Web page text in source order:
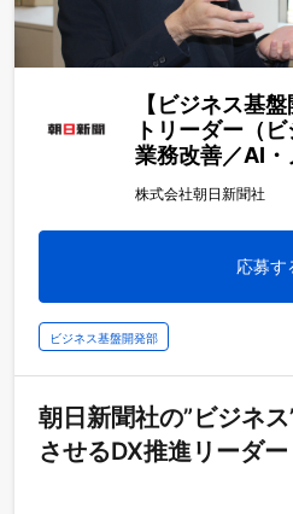
【ビジネス基
トリーダー（
業務改善／AI・
株式会社朝日新聞社
応募す
ビジネス基盤開発部
朝日新聞社の”ビジネ
させるDX推進リーダー